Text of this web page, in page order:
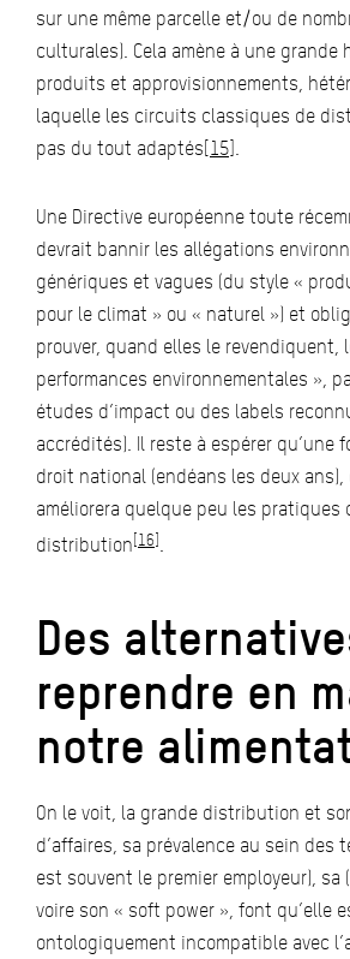
sur une même parcelle et/ou de
culturales). Cela amène à une grande
produits et approvisionnements,
laquelle les circuits classiques de
pas du tout adaptés [15] .
Une Directive européenne toute
devrait bannir les allégations
génériques et vagues (du style «
pour le climat » ou « naturel ») et
prouver, quand elles le revendiquent,
performances environnementales »,
études d’impact ou des labels
accrédités). Il reste à espérer qu’une
droit national (endéans les deux
améliorera quelque peu les pratiques
distribution[16].
Des
reprendre en
notre
On le voit, la grande distribution et
d’affaires, sa prévalence au sein des
est souvent le premier employeur), sa
voire son « soft power », font qu’elle
ontologiquement incompatible avec